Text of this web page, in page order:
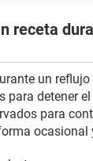
receta
un
detener
para